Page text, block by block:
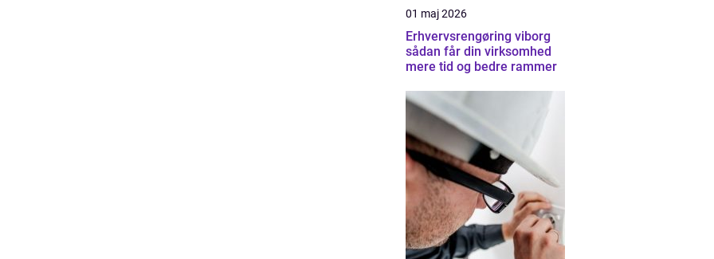
01 maj 2026
Erhvervsrengøring viborg
sådan får din virksomhed
mere tid og bedre rammer